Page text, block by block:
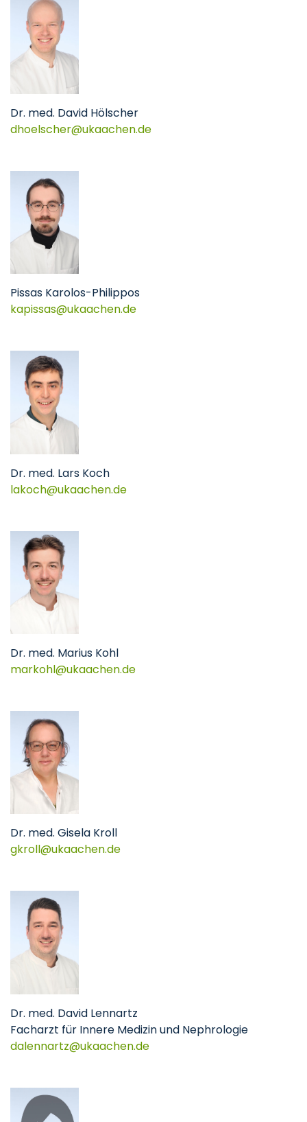
Dr. med. David Hölscher
dhoelscher@ukaachen.de
Pissas Karolos-Philippos
kapissas@ukaachen.de
Dr. med. Lars Koch
lakoch@ukaachen.de
Dr. med. Marius Kohl
markohl@ukaachen.de
Dr. med. Gisela Kroll
gkroll@ukaachen.de
Dr. med. David Lennartz
Facharzt für Innere Medizin und Nephrologie
dalennartz@ukaachen.de